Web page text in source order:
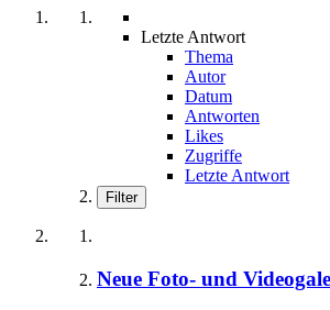
Letzte Antwort
Thema
Autor
Datum
Antworten
Likes
Zugriffe
Letzte Antwort
Filter
Neue Foto- und